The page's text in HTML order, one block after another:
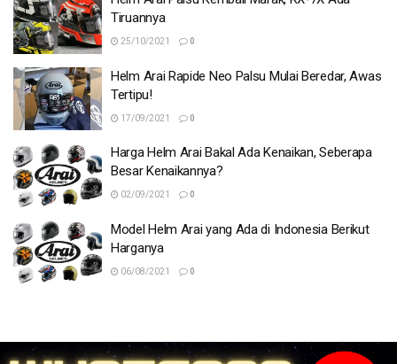
Tiruannya
25/10/2021 0
Helm Arai Rapide Neo Palsu Mulai Beredar, Awas
Tertipu!
17/09/2021 0
Harga Helm Arai Bakal Ada Kenaikan, Seberapa
Besar Kenaikannya?
02/09/2021 0
Model Helm Arai yang Ada di Indonesia Berikut
Harganya
06/08/2021 0